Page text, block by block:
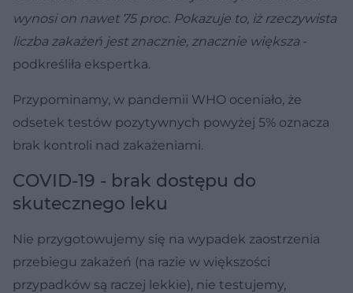
wynosi on nawet 75 proc. Pokazuje to, iż rzeczywista
liczba zakażeń jest znacznie, znacznie większa -
podkreśliła ekspertka.
Przypominamy, w pandemii WHO oceniało, że
odsetek testów pozytywnych powyżej 5% oznacza
brak kontroli nad zakażeniami.
COVID-19 - brak dostępu do
skutecznego leku
Nie przygotowujemy się na wypadek zaostrzenia
przebiegu zakażeń (na razie w większości
przypadków są raczej lekkie), nie testujemy,